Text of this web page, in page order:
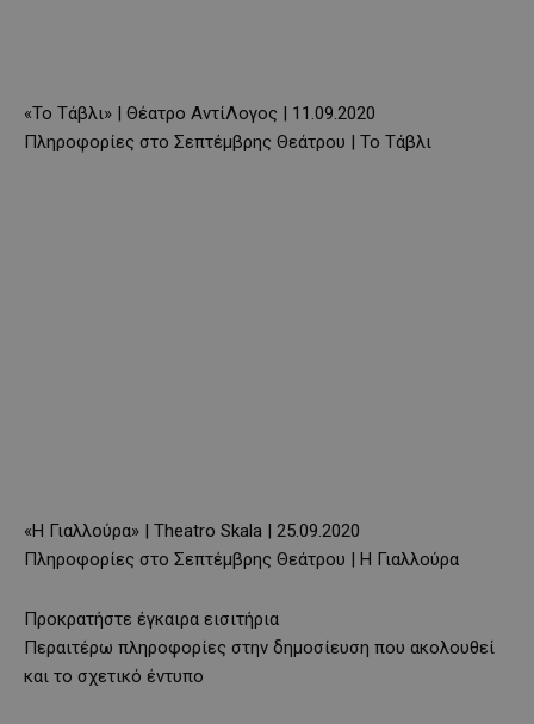
«Το Τάβλι» | Θέατρο ΑντίΛογος | 11.09.2020
Πληροφορίες στο Σεπτέμβρης Θεάτρου | Το Τάβλι
«Η Γιαλλούρα» | Theatro Skala | 25.09.2020
Πληροφορίες στο Σεπτέμβρης Θεάτρου | Η Γιαλλούρα
Προκρατήστε έγκαιρα εισιτήρια
Περαιτέρω πληροφορίες στην δημοσίευση που ακολουθεί
και το σχετικό έντυπο